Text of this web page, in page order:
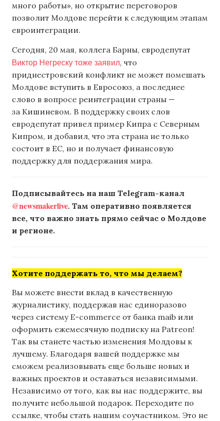
много работы», но открытие переговоров
позволит Молдове перейти к следующим этапам
евроинтеграции.
Сегодня, 20 мая, коллега Барны, евродепутат
Виктор Негреску тоже заявил, что
приднестровский конфликт не может помешать
Молдове вступить в Евросоюз, а последнее
слово в вопросе реинтеграции страны —
за Кишиневом. В поддержку своих слов
евродепутат привел пример Кипра с Северным
Кипром, и добавил, что эта страна не только
состоит в ЕС, но и получает финансовую
поддержку для поддержания мира.
Подписывайтесь на наш Telegram-канал
@newsmakerlive. Там оперативно появляется
все, что важно знать прямо сейчас о Молдове
и регионе.
Хотите поддержать то, что мы делаем?
Вы можете внести вклад в качественную
журналистику, поддержав нас единоразово
через систему E-commerce от банка maib или
оформить ежемесячную подписку на Patreon!
Так вы станете частью изменения Молдовы к
лучшему. Благодаря вашей поддержке мы
сможем реализовывать еще больше новых и
важных проектов и оставаться независимыми.
Независимо от того, как вы нас поддержите, вы
получите небольшой подарок. Переходите по
ссылке, чтобы стать нашим соучастником. Это не